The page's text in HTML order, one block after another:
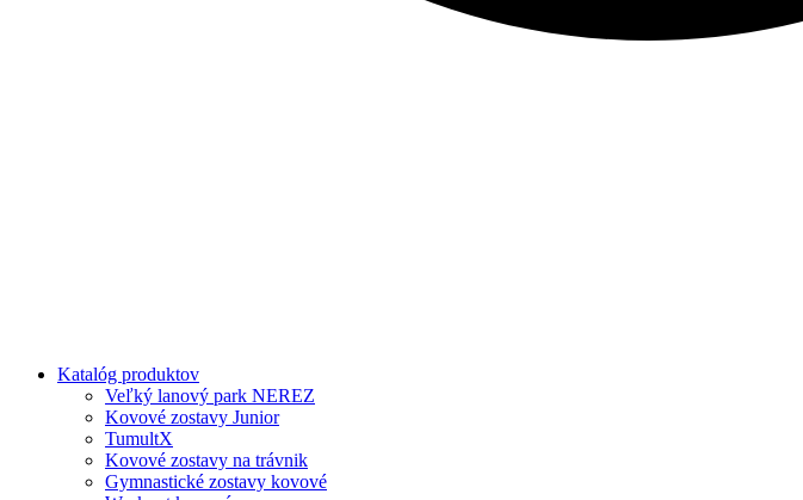
Katalóg produktov
Veľký lanový park NEREZ
Kovové zostavy Junior
TumultX
Kovové zostavy na trávnik
Gymnastické zostavy kovové